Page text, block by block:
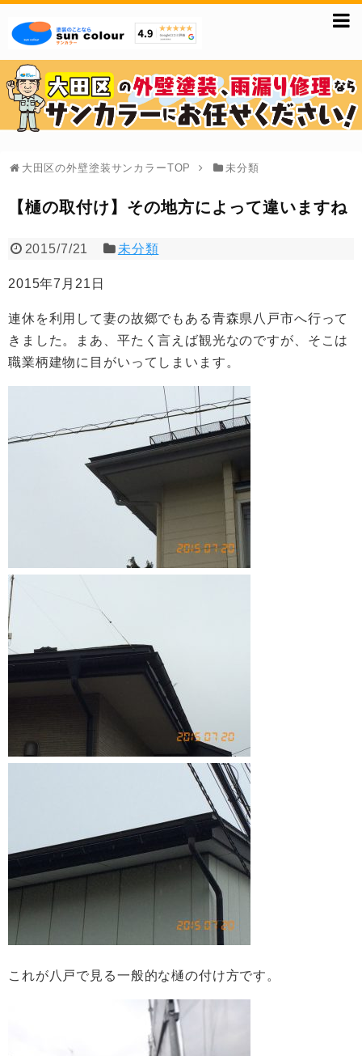
大田区の外壁塗装サンカラーTOP 未分類
【樋の取付け】その地方によって違いますね
2015/7/21 未分類
2015年7月21日
連休を利用して妻の故郷でもある青森県八戸市へ行って
きました。まあ、平たく言えば観光なのですが、そこは
職業柄建物に目がいってしまいます。
これが八戸で見る一般的な樋の付け方です。